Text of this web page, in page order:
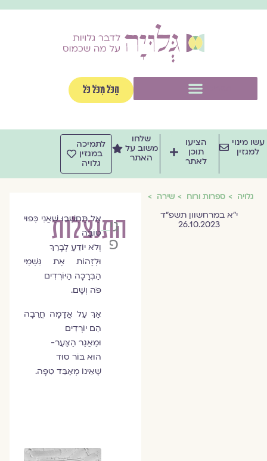
הַכֹּל מִכֹּל כֹּל
מינוי
למגזין
הציעו
תוכן
לאתר
שלחו
משוב על
האתר
לתמיכה
במגזין
גלויה
גלויה ספרות ורוח שירה
י״א במרחשוון תשפ״ד
26.10.2023
התנצלות
גיורא
פישר
אַל תַּחְשְׁבוּ שֶׁאֲנִי כְּפוּי
טוֹבָה
וְלֹא יוֹדֵעַ לְבָרֵךְ
וּלְזַהוֹת אֶת גִּשְׁמֵי
הַבְּרָכָה הַיּוֹרְדִים
פֹּה וְשָׁם.
אַךְ עַל אֲדָמָה חֲרֵבָה
הֵם יוֹרְדִים
וּמַאֲגַר הַצַּעַר-
הוּא בּוֹר סוּד
שֶׁאֵינוֹ מְאַבֵּד טִפָּה.